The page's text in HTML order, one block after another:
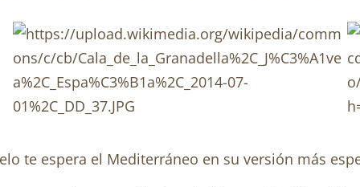
te espera el Mediterráneo en su versión más